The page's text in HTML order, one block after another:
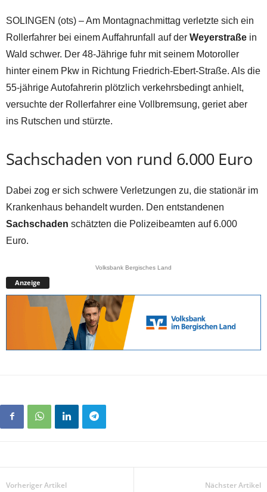
SOLINGEN (ots) – Am Montagnachmittag verletzte sich ein
Rollerfahrer bei einem Auffahrunfall auf der Weyerstraße in
Wald schwer. Der 48-Jährige fuhr mit seinem Motoroller
hinter einem Pkw in Richtung Friedrich-Ebert-Straße. Als die
55-jährige Autofahrerin plötzlich verkehrsbedingt anhielt,
versuchte der Rollerfahrer eine Vollbremsung, geriet aber
ins Rutschen und stürzte.
Sachschaden von rund 6.000 Euro
Dabei zog er sich schwere Verletzungen zu, die stationär im
Krankenhaus behandelt wurden. Den entstandenen
Sachschaden schätzten die Polizeibeamten auf 6.000
Euro.
Volksbank Bergisches Land
Anzeige
Vorheriger Artikel Nächster Artikel